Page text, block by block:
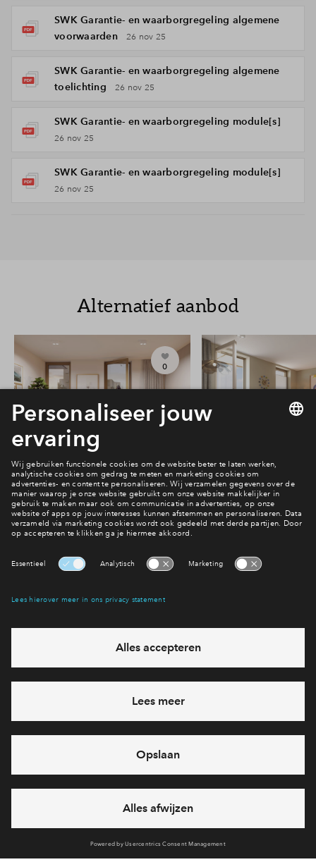
SWK Garantie- en waarborgregeling algemene
voorwaarden
26 nov 25
SWK Garantie- en waarborgregeling algemene
toelichting
26 nov 25
SWK Garantie- en waarborgregeling module[s]
26 nov 25
SWK Garantie- en waarborgregeling module[s]
26 nov 25
Alternatief aanbod
0
#203
Vrij
Victoria Two 2-kamer
appartement met balkon #203
€ 390.844 v.o.n.
Vrij
Victoria Two 2-
appartement met
€ 393.344
Interesse? Meld je dan snel aan
Hiermee blijf je op de hoogte van het belangrijkste nieuws en
Ja, ik wil mij aanmelden
Heb je een vraag en wil je direct antwoord? Bel ons op
712 29 88
6 dagen per week beschikbaar (behalve tijdens